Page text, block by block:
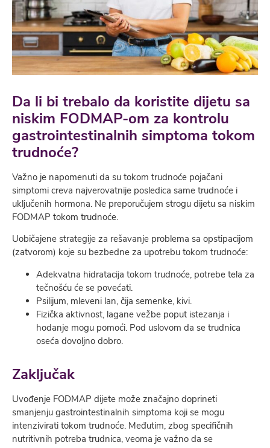
Da li bi trebalo da koristite dijetu sa
niskim FODMAP-om za kontrolu
gastrointestinalnih simptoma tokom
trudnoće?
Važno je napomenuti da su tokom trudnoće pojačani
simptomi creva najverovatnije posledica same trudnoće i
uključenih hormona. Ne preporučujem strogu dijetu sa niskim
FODMAP tokom trudnoće.
Uobičajene strategije za rešavanje problema sa opstipacijom
(zatvorom) koje su bezbedne za upotrebu tokom trudnoće:
Adekvatna hidratacija tokom trudnoće, potrebe tela za
tečnošću će se povećati.
Psilijum, mleveni lan, čija semenke, kivi.
Fizička aktivnost, lagane vežbe poput istezanja i
hodanje mogu pomoći. Pod uslovom da se trudnica
oseća dovoljno dobro.
Zaključak
Uvođenje FODMAP dijete može značajno doprineti
smanjenju gastrointestinalnih simptoma koji se mogu
intenzivirati tokom trudnoće. Međutim, zbog specifičnih
nutritivnih potreba trudnica, veoma je važno da se